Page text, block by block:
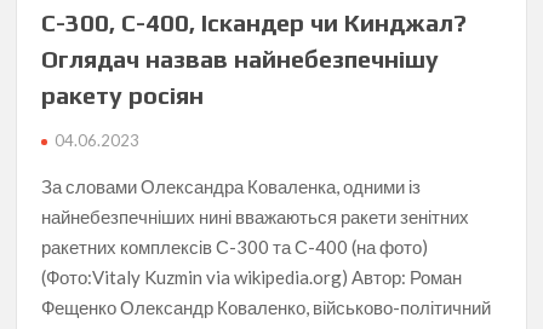
С-300, С-400, Іскандер чи Кинджал?
Оглядач назвав найнебезпечнішу
ракету росіян
04.06.2023
За словами Олександра Коваленка, одними із
найнебезпечніших нині вважаються ракети зенітних
ракетних комплексів С-300 та С-400 (на фото)
(Фото:Vitaly Kuzmin via wikipedia.org) Автор: Роман
Фещенко Олександр Коваленко, військово-політичний